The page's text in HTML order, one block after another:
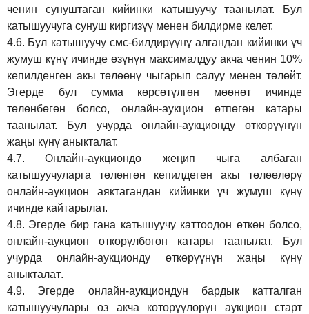
ченин сунуштаган кийинки катышуучу таанылат. Бул
катышуучуга сунуш киргизүү менен билдирме келет.
4.6. Бул катышуучу смс-билдирүүнү алгандан кийинки үч
жумуш күнү ичинде өзүнүн максималдуу акча ченин 10%
кепилденген акы төлөөнү чыгарып салуу менен төлөйт.
Эгерде бул сумма көрсөтүлгөн мөөнөт ичинде
төлөнбөгөн болсо, онлайн-аукцион өтпөгөн катары
таанылат. Бул учурда онлайн-аукционду өткөрүүнүн
жаңы күнү аныкталат.
4.7.
Онлайн-аукциондо жеңип чыга албаган
катышуучуларга төлөнгөн кепилдеген акы төлөөлөрү
онлайн-аукцион аяктагандан кийинки үч жумуш күнү
ичинде кайтарылат.
4.8. Эгерде бир гана катышуучу каттоодон өткөн болсо,
онлайн-аукцион өткөрүлбөгөн катары таанылат.
Бул
учурда онлайн-аукционду өткөрүүнүн жаңы күнү
аныкталат.
4.9.
Эгерде онлайн-аукциондун бардык катталган
катышуучулары өз акча көтөрүүлөрүн аукцион старт